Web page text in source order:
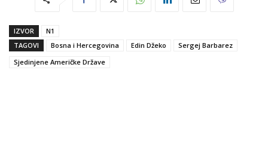
IZVOR
N1
TAGOVI
Bosna i Hercegovina Edin Džeko
Sergej Barbarez
Sjedinjene Američke Države